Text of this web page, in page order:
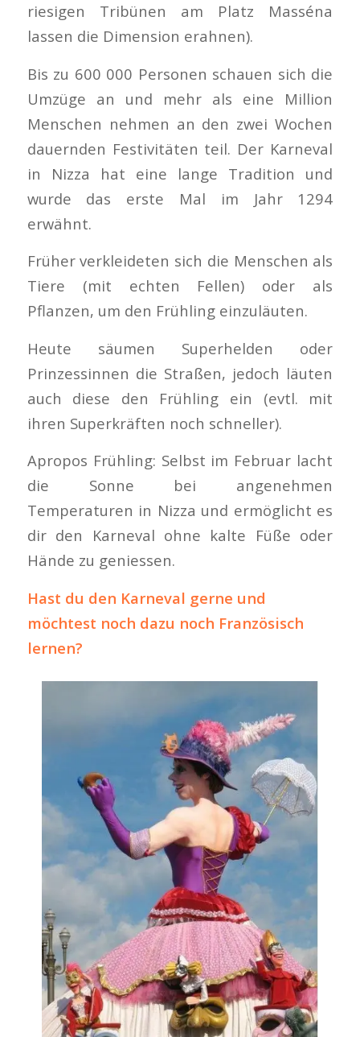
riesigen Tribünen am Platz Masséna
lassen die Dimension erahnen).
Bis zu 600 000 Personen schauen sich die
Umzüge an und mehr als eine Million
Menschen nehmen an den zwei Wochen
dauernden Festivitäten teil. Der Karneval
in Nizza hat eine lange Tradition und
wurde das erste Mal im Jahr 1294
erwähnt.
Früher verkleideten sich die Menschen als
Tiere (mit echten Fellen) oder als
Pflanzen, um den Frühling einzuläuten.
Heute säumen Superhelden oder
Prinzessinnen die Straßen, jedoch läuten
auch diese den Frühling ein (evtl. mit
ihren Superkräften noch schneller).
Apropos Frühling: Selbst im Februar lacht
die Sonne bei angenehmen
Temperaturen in Nizza und ermöglicht es
dir den Karneval ohne kalte Füße oder
Hände zu geniessen.
Hast du den Karneval gerne und
möchtest noch dazu noch Französisch
lernen?